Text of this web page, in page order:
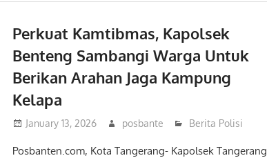
Perkuat Kamtibmas, Kapolsek
Benteng Sambangi Warga Untuk
Berikan Arahan Jaga Kampung
Kelapa
January 13, 2026 posbante Berita Polisi
Posbanten.com, Kota Tangerang- Kapolsek Tangerang